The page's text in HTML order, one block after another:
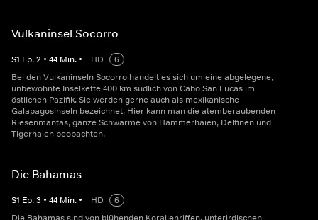
Vulkaninsel Socorro
S1 Ep.2 • 44 Min. • HD
6
Bei den Vulkaninseln Socorro handelt es sich um eine abgelegene,
unbewohnte Inselkette 400 km südlich von Cabo San Lucas im
östlichen Pazifik. Sie werden gerne auch als mexikanische
Galapagosinseln bezeichnet. Hier kann man die atemberaubenden
Riesenmantas, ganze Schwärme von Hammerhaien, Delfinen und
Tigerhaien beobachten.
Die Bahamas
S1 Ep.3 • 44 Min. • HD
6